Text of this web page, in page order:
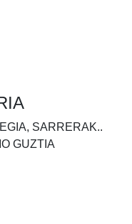
SARRERAK..
GUZTIA